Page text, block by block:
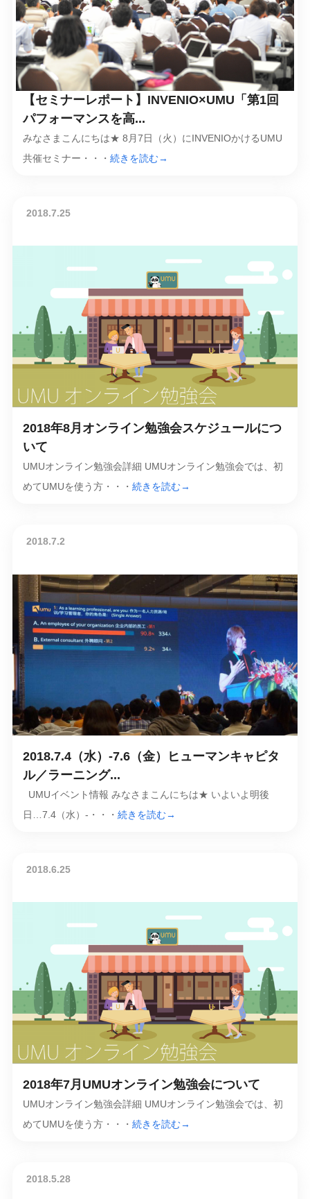
【セミナーレポート】INVENIO×UMU「第1回
パフォーマンスを高...
みなさまこんにちは★ 8月7日（火）にINVENIOかけるUMU
共催セミナー・・・ 続きを読む→
2018.7.25
2018年8月オンライン勉強会スケジュールにつ
いて
UMUオンライン勉強会詳細 UMUオンライン勉強会では、初
めてUMUを使う方・・・ 続きを読む→
2018.7.2
2018.7.4（水）-7.6（金）ヒューマンキャピタ
ル／ラーニング...
UMUイベント情報 みなさまこんにちは★ いよいよ明後
日…7.4（水）-・・・ 続きを読む→
2018.6.25
2018年7月UMUオンライン勉強会について
UMUオンライン勉強会詳細 UMUオンライン勉強会では、初
めてUMUを使う方・・・ 続きを読む→
2018.5.28